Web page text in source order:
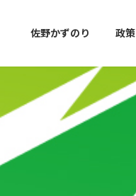
佐野かずのり 政策